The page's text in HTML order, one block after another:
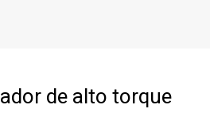
de alto torque